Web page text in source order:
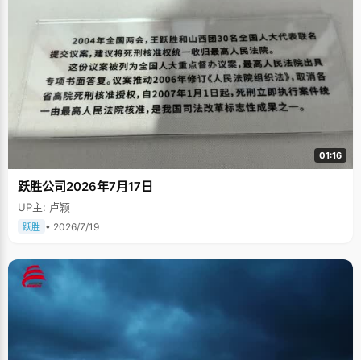
01:16
跃胜公司2026年7月17日
UP主: 卢颖
跃胜 • 2026/7/19